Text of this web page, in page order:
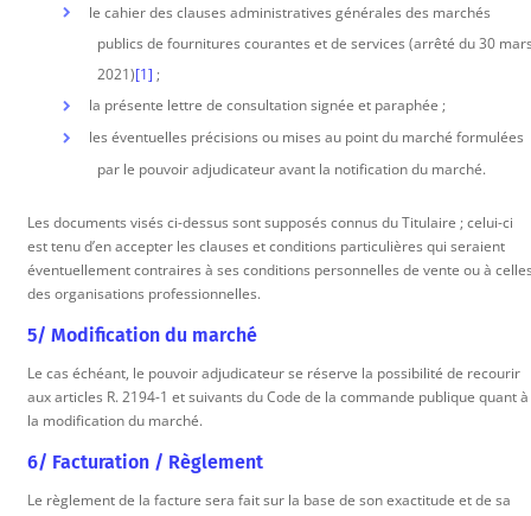
le cahier des clauses administratives générales des marchés
publics de fournitures courantes et de services (arrêté du 30
2021)[1] ;
la présente lettre de consultation signée et paraphée ;
les éventuelles précisions ou mises au point du marché formulées
par le pouvoir adjudicateur avant la notification du marché.
Les documents visés ci-dessus sont supposés connus du Titulaire ; celui-ci
est tenu d’en accepter les clauses et conditions particulières qui seraient
éventuellement contraires à ses conditions personnelles de vente ou à
des organisations professionnelles.
5/ Modification du marché
Le cas échéant, le pouvoir adjudicateur se réserve la possibilité de recourir
aux articles R. 2194-1 et suivants du Code de la commande publique quant à
la modification du marché.
6/ Facturation / Règlement
Le règlement de la facture sera fait sur la base de son exactitude et de sa